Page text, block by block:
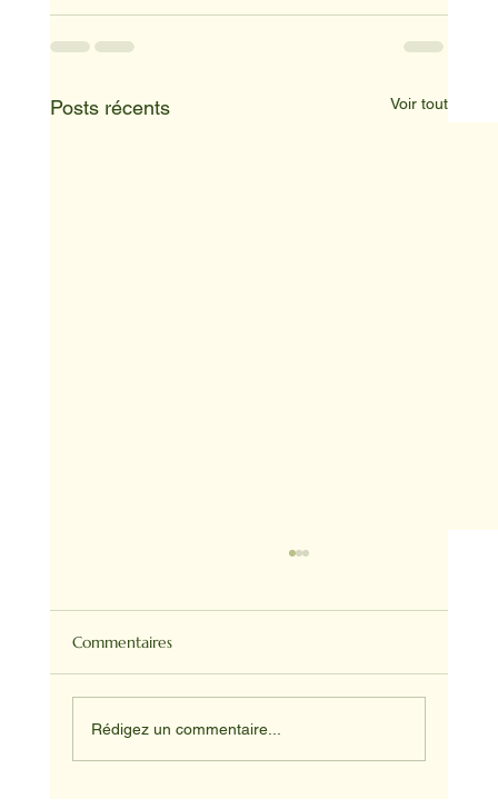
Posts récents Voir tout
Commentaires
Rédigez un commentaire...